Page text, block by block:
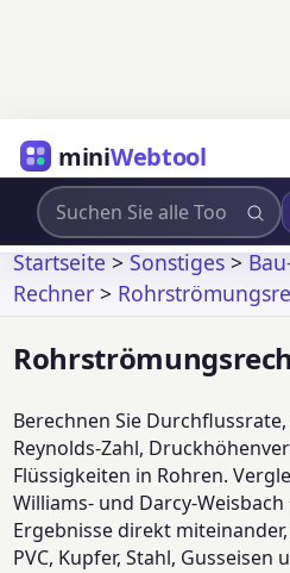
miniWebtool
Startseite>Sonstiges>
Rechner >
Berechnen Sie
Reynolds-Zahl,
Flüssigkeiten in Rohren.
Williams- und Darcy-
Ergebnisse direkt
PVC, Kupfer, Stahl, Gusseisen